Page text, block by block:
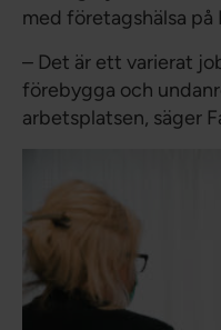
med företagshälsa på
– Det är ett varierat
förebygga och
arbetsplatsen, säger